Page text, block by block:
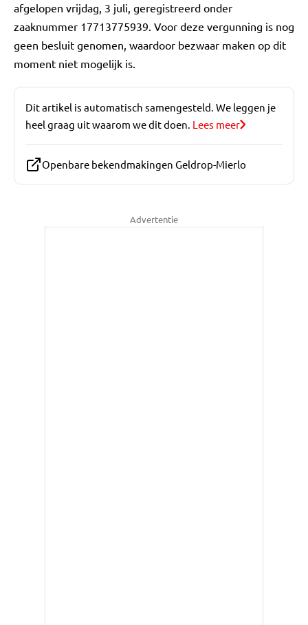
afgelopen vrijdag, 3 juli, geregistreerd onder
zaaknummer 17713775939. Voor deze vergunning is nog
geen besluit genomen, waardoor bezwaar maken op dit
moment niet mogelijk is.
Dit artikel is automatisch samengesteld. We leggen je
heel graag uit waarom we dit doen. Lees meer
Openbare bekendmakingen Geldrop-Mierlo
Advertentie